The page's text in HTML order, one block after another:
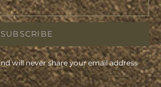
SUBSCRIBE
will never share your email address